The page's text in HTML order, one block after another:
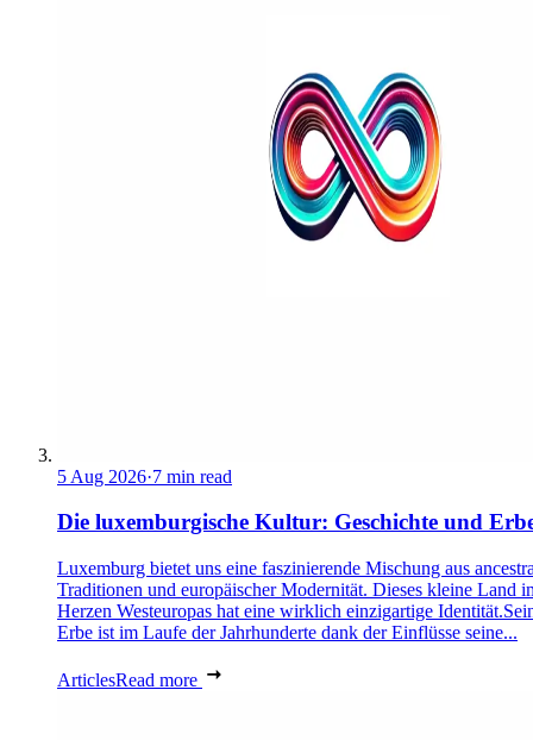
5 Aug 2026·7 min read
Die luxemburgische Kultur: Geschichte und
Luxemburg bietet uns eine faszinierende Mischung aus
Traditionen und europäischer Modernität. Dieses kleine Land
Herzen Westeuropas hat eine wirklich einzigartige
Erbe ist im Laufe der Jahrhunderte dank der Einflüsse seine...
ArticlesRead more